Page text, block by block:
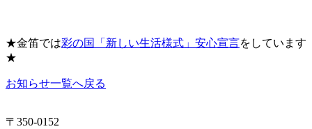
★金笛では彩の国「新しい生活様式」安心宣言をしています
★
お知らせ一覧へ戻る
〒350-0152